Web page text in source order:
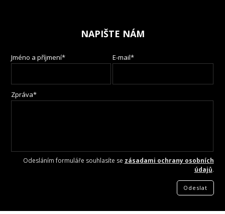
NAPIŠTE NÁM
Jméno a příjmení* E-mail*
Zpráva*
Odesláním formuláře souhlasíte se zásadami ochrany osobních
údajů.
Odeslat